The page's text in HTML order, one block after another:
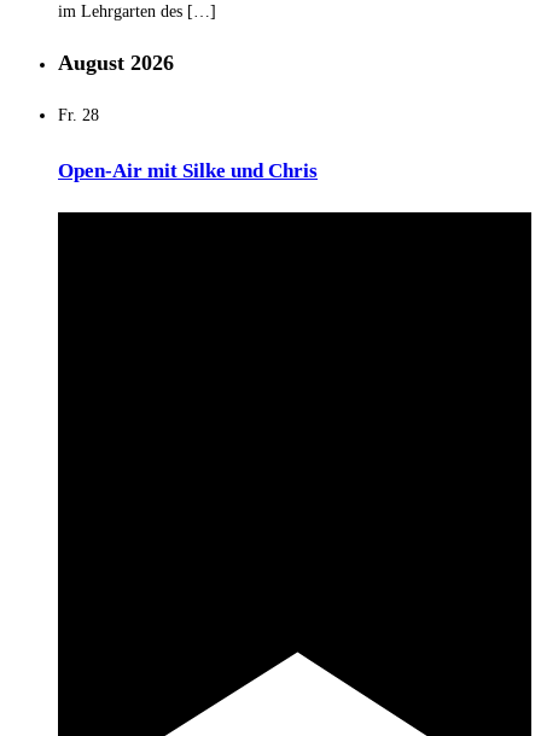
im Lehrgarten des […]
August 2026
Fr. 28
Open-Air mit Silke und Chris